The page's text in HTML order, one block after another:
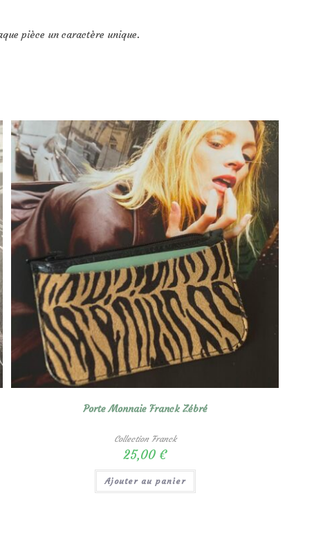
pièce un caractère unique.
Porte Monnaie Franck Zébré
Collection Franck
25,00 €
Ajouter au panier